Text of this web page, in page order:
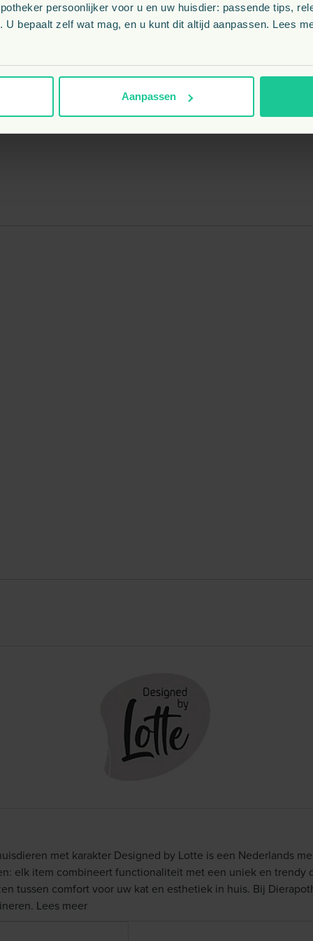
persoonlijker voor u en uw huisdier: passende tips,
U bepaalt zelf wat mag, en u kunt dit altijd aanpassen. Lees
Aanpassen
speelgoed waarderen.
met karakter Designed by Lotte is een Nederlands
elk item combineert functionaliteit met een uniek en
tussen comfort voor uw kat en esthetiek in huis. Bij
Lees meer